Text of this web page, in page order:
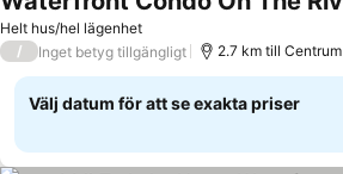
Helt hus/hel lägenhet
/ Inget betyg tillgängligt 2.7 km till Centrum
Välj datum för att se exakta priser